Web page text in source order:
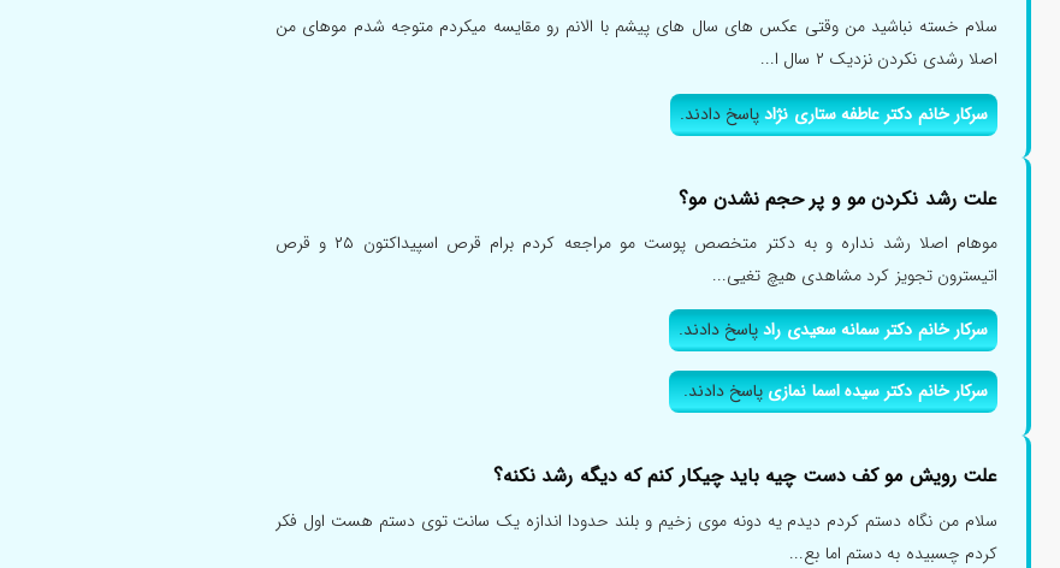
سلام خسته نباشید من وقتی عکس های سال های پیشم با الانم رو مقایسه میکردم متوجه شدم موهای من
اصلا رشدی نکردن نزدیک ۲ سال ا...
سرکار خانم دکتر عاطفه ستاری نژادپاسخ دادند.
علت رشد نکردن مو و پر حجم نشدن مو؟
موهام اصلا رشد نداره و به دکتر متخصص پوست مو مراجعه کردم برام قرص اسپیداکتون ۲۵ و قرص
اتیسترون تجویز کرد مشاهدی هیچ تغیی...
سرکار خانم دکتر سمانه سعیدی رادپاسخ دادند.
سرکار خانم دکتر سیده اسما نمازیپاسخ دادند.
علت رویش مو کف دست چیه باید چیکار کنم که دیگه رشد نکنه؟
سلام من نگاه دستم کردم دیدم یه دونه موی زخیم و بلند حدودا اندازه یک سانت توی دستم هست اول فکر
کردم چسبیده به دستم اما بع...